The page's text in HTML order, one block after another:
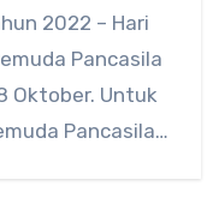
2022 – Hari
Pancasila
Oktober. Untuk
Pancasila…